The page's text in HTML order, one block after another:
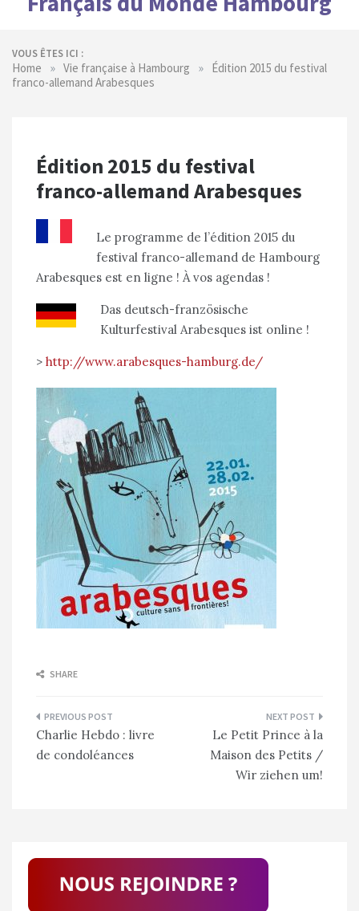
VOUS ÊTES ICI :
Home » Vie française à Hambourg » Édition 2015 du festival
franco-allemand Arabesques
Édition 2015 du festival
franco-allemand Arabesques
Le programme de l’édition 2015 du
festival franco-allemand de Hambourg
Arabesques est en ligne ! À vos agendas !
Das deutsch-französische
Kulturfestival Arabesques ist online !
> http://www.arabesques-hamburg.de/
SHARE
Navigation
de
Charlie Hebdo : livre
de condoléances
Le Petit Prince à la
Maison des Petits /
Wir ziehen um!